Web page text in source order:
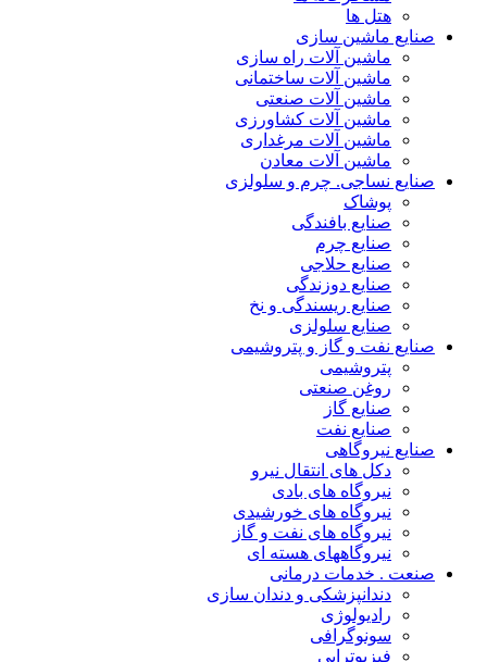
هتل ها
صنایع ماشین سازی
ماشین آلات راه سازی
ماشین آلات ساختمانی
ماشین آلات صنعتی
ماشین آلات کشاورزی
ماشین آلات مرغداری
ماشین آلات معادن
صنایع نساجی. چرم و سلولزی
پوشاک
صنایع بافندگی
صنایع چرم
صنایع حلاجی
صنایع دوزندگی
صنایع ریسندگی و نخ
صنایع سلولزی
صنایع نفت و گاز و پتروشیمی
پتروشیمی
روغن صنعتی
صنایع گاز
صنایع نفت
صنایع نیروگاهی
دکل های انتقال نیرو
نیروگاه های بادی
نیروگاه های خورشیدی
نیروگاه های نفت و گاز
نیروگاههای هسته ای
صنعت . خدمات درمانی
دندانپزشکی و دندان سازی
رادیولوژی
سونوگرافی
فیزیوتراپی